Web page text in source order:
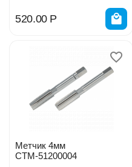
520.00 Р
Метчик 4мм
СТМ-51200004